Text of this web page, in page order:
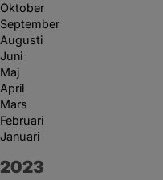
Oktober
September
Augusti
Juni
Maj
April
Mars
Februari
Januari
År:
2023